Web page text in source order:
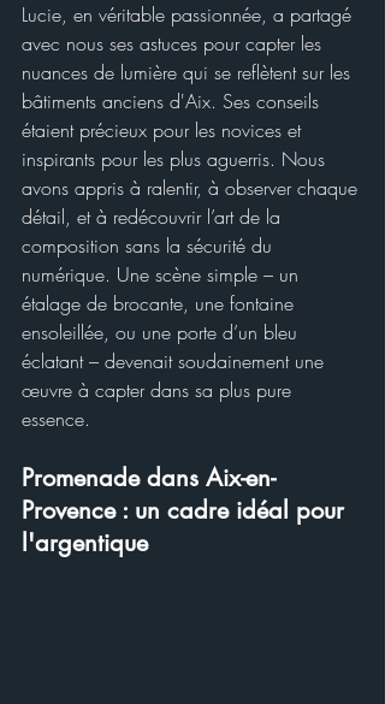
Lucie, en véritable passionnée, a partagé
avec nous ses astuces pour capter les
nuances de lumière qui se reflètent sur les
bâtiments anciens d'Aix. Ses conseils
étaient précieux pour les novices et
inspirants pour les plus aguerris. Nous
avons appris à ralentir, à observer chaque
détail, et à redécouvrir l’art de la
composition sans la sécurité du
numérique. Une scène simple – un
étalage de brocante, une fontaine
ensoleillée, ou une porte d’un bleu
éclatant – devenait soudainement une
œuvre à capter dans sa plus pure
essence.
Promenade dans Aix-en-
Provence : un cadre idéal pour
l'argentique